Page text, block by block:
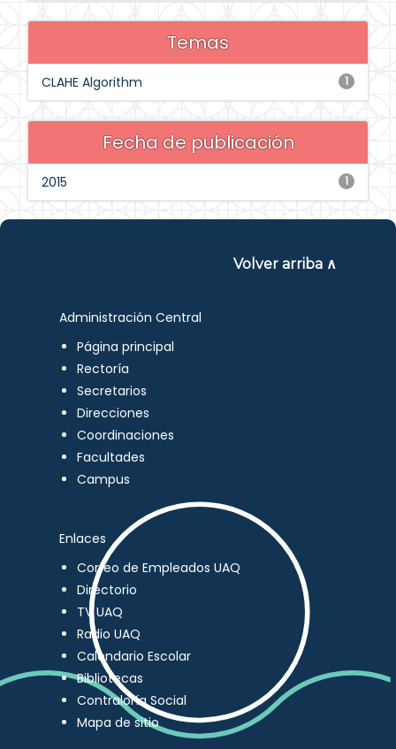
Temas
1
CLAHE Algorithm
Fecha de publicación
1
2015
Volver arriba ∧
Administración Central
Página principal
Rectoría
Secretarios
Direcciones
Coordinaciones
Facultades
Campus
Enlaces
Correo de Empleados UAQ
Directorio
TV UAQ
Radio UAQ
Calendario Escolar
Bibliotecas
Contraloría Social
Mapa de sitio